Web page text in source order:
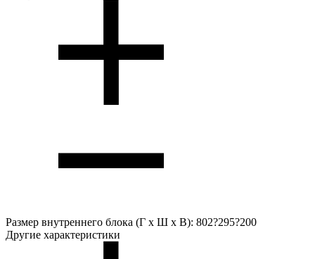
Размер внутреннего блока (Г х Ш х В): 802?295?200
Другие характеристики